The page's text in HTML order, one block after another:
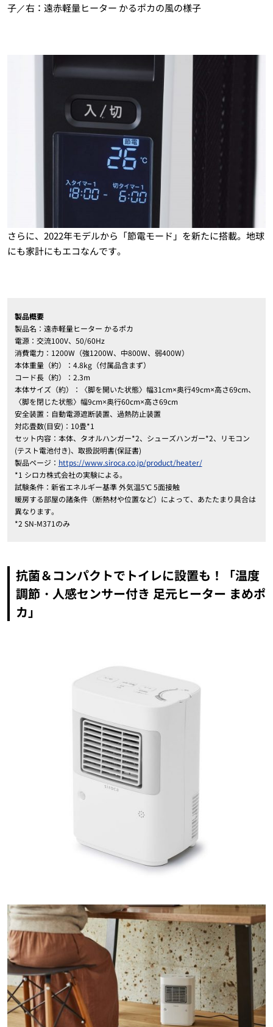
子／右：遠赤軽量ヒーター かるポカの風の様子
さらに、2022年モデルから「節電モード」を新たに搭載。地球
にも家計にもエコなんです。
製品概要
製品名：遠赤軽量ヒーター かるポカ
電源：交流100V、50/60Hz
消費電力：1200W（強1200W、中800W、弱400W）
本体重量（約）：4.8kg（付属品含まず）
コード長（約）：2.3m
本体サイズ（約）：〈脚を開いた状態〉幅31cm×奥行49cm×高さ69cm、
〈脚を閉じた状態〉幅9cm×奥行60cm×高さ69cm
安全装置：自動電源遮断装置、過熱防止装置
対応畳数(目安)：10畳*1
セット内容：本体、タオルハンガー*2、シューズハンガー*2、リモコン
(テスト電池付き)、取扱説明書(保証書)
製品ページ： https://www.siroca.co.jp/product/heater/
*1 シロカ株式会社の実験による。
試験条件：新省エネルギー基準 外気温5℃ 5面接触
暖房する部屋の諸条件（断熱材や位置など）によって、あたたまり具合は
異なります。
*2 SN-M371のみ
抗菌＆コンパクトでトイレに設置も！「温度
調節・人感センサー付き 足元ヒーター まめポ
カ」